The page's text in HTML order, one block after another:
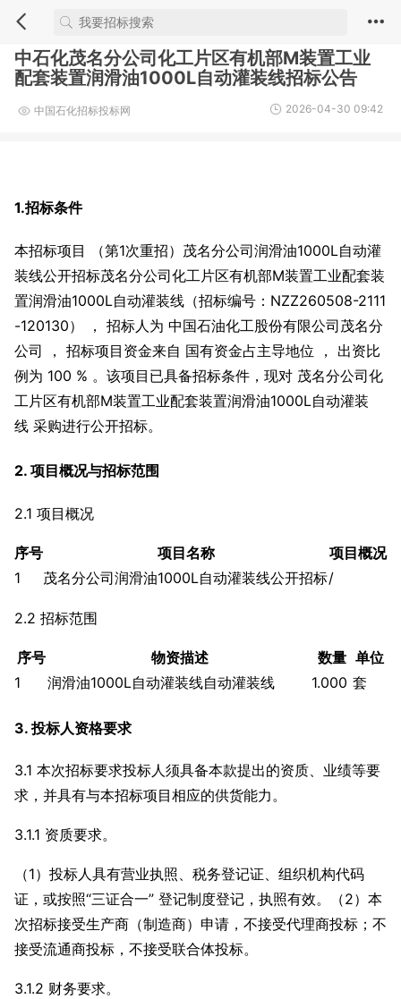
中石化茂名分公司化工片区有机部M装置工业
配套装置润滑油1000L自动灌装线招标公告
中国石化招标投标网 2026-04-30 09:42
1.招标条件
本招标项目 （第1次重招）茂名分公司润滑油1000L自动灌
装线公开招标茂名分公司化工片区有机部M装置工业配套装
置润滑油1000L自动灌装线（招标编号：NZZ260508-2111
-120130） ， 招标人为 中国石油化工股份有限公司茂名分
公司 ， 招标项目资金来自 国有资金占主导地位 ， 出资比
例为 100 % 。该项目已具备招标条件，现对 茂名分公司化
工片区有机部M装置工业配套装置润滑油1000L自动灌装
线 采购进行公开招标。
2. 项目概况与招标范围
2.1 项目概况
序号 项目名称
项目概况
1
茂名分公司润滑油1000L自动灌装线公开招标/
2.2 招标范围
序号 物资描述 数量 单位
1
润滑油1000L自动灌装线自动灌装线 1.000 套
3. 投标人资格要求
3.1 本次招标要求投标人须具备本款提出的资质、业绩等要
求，并具有与本招标项目相应的供货能力。
3.1.1 资质要求。
（1）投标人具有营业执照、税务登记证、组织机构代码
证，或按照“三证合一” 登记制度登记，执照有效。（2）本
次招标接受生产商（制造商）申请，不接受代理商投标；不
接受流通商投标，不接受联合体投标。
3.1.2 财务要求。